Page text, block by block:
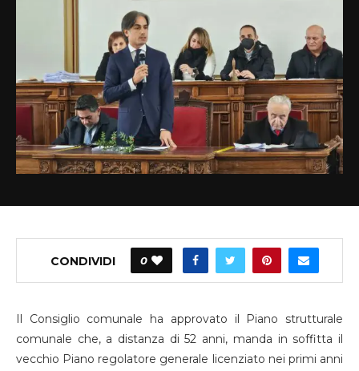
CONDIVIDI 0
Il Consiglio comunale ha approvato il Piano strutturale
comunale che, a distanza di 52 anni, manda in soffitta il
vecchio Piano regolatore generale licenziato nei primi anni